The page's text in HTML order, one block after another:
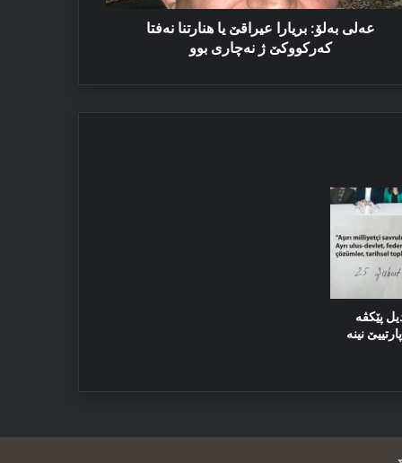
عەلی بەلۆ: بریارا عیراقێ یا ھنارتنا نەفتا
كەركووكێ ژ نەچاری بوو
پێکڤە
نینە